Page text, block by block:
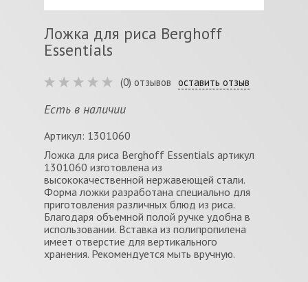
Ложка для риса Berghoff
Essentials
(0) отзывов оставить отзыв
Есть в наличии
Артикул: 1301060
Ложка для риса Berghoff Essentials артикул
1301060 изготовлена из
высококачественной нержавеющей стали.
Форма ложки разработана специально для
приготовления различных блюд из риса.
Благодаря объемной полой ручке удобна в
использовании. Вставка из полипропилена
имеет отверстие для вертикального
хранения. Рекомендуется мыть вручную.